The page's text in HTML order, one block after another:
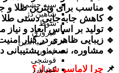
سیه چشمه
شاهین دژ
شوط
فیرورق
قر ضیاالدین
قطور
قوشچی
کشاورز
🔹 مناسب برای ویترین طلا و
🔹 کاهش جابه‌جایی دستی طلا
🔹 تولید بر اساس ابعاد و
🔹 زیبایی ظاهری در کنار
🔹 مشاوره، نصب و پشتیبانی
📌 چرا لاماسو شیراز؟